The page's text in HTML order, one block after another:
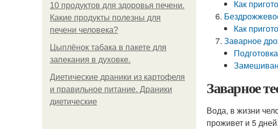
10 продуктов для здоровья печени.
Какие продукты полезны для
печени человека?
Цыплёнок табака в пакете для
запекания в духовке.
Диетические драники из картофеля
и правильное питание. Драники
диетические
Как
Как
Заварное
Заварное
Вода, в жизни
проживет и 5 дней.